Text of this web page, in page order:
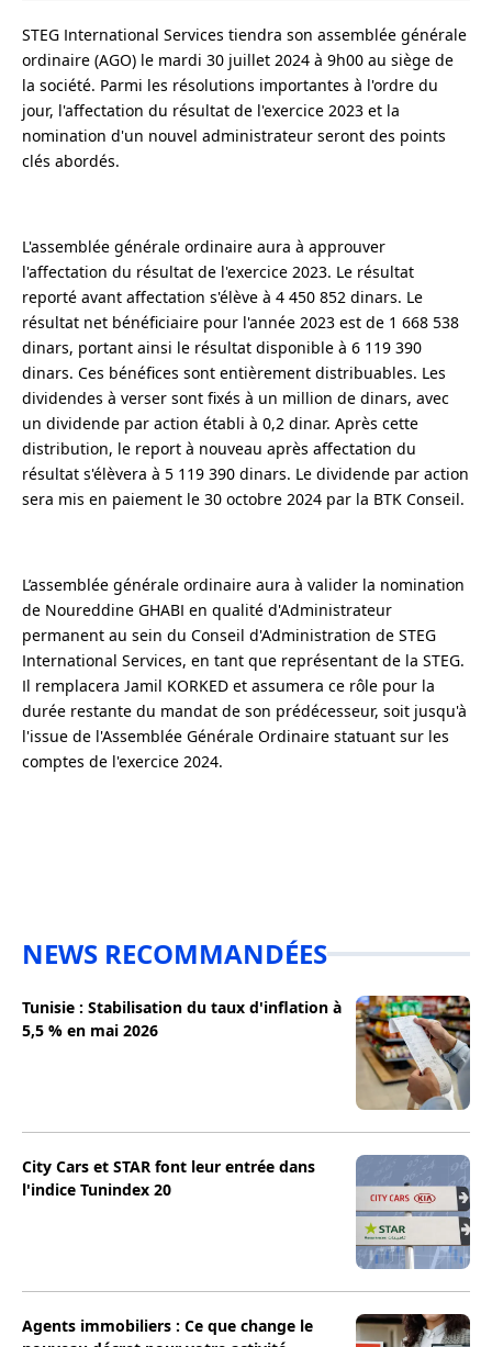
STEG International Services tiendra son assemblée générale
ordinaire (AGO) le mardi 30 juillet 2024 à 9h00 au siège de
la société. Parmi les résolutions importantes à l'ordre du
jour, l'affectation du résultat de l'exercice 2023 et la
nomination d'un nouvel administrateur seront des points
clés abordés.
L'assemblée générale ordinaire aura à approuver
l'affectation du résultat de l'exercice 2023. Le résultat
reporté avant affectation s'élève à 4 450 852 dinars. Le
résultat net bénéficiaire pour l'année 2023 est de 1 668 538
dinars, portant ainsi le résultat disponible à 6 119 390
dinars. Ces bénéfices sont entièrement distribuables. Les
dividendes à verser sont fixés à un million de dinars, avec
un dividende par action établi à 0,2 dinar. Après cette
distribution, le report à nouveau après affectation du
résultat s'élèvera à 5 119 390 dinars. Le dividende par action
sera mis en paiement le 30 octobre 2024 par la BTK Conseil.
L’assemblée générale ordinaire aura à valider la nomination
de Noureddine GHABI en qualité d'Administrateur
permanent au sein du Conseil d'Administration de STEG
International Services, en tant que représentant de la STEG.
Il remplacera Jamil KORKED et assumera ce rôle pour la
durée restante du mandat de son prédécesseur, soit jusqu'à
l'issue de l'Assemblée Générale Ordinaire statuant sur les
comptes de l'exercice 2024.
NEWS RECOMMANDÉES
Tunisie : Stabilisation du taux d'inflation à
5,5 % en mai 2026
City Cars et STAR font leur entrée dans
l'indice Tunindex 20
Agents immobiliers : Ce que change le